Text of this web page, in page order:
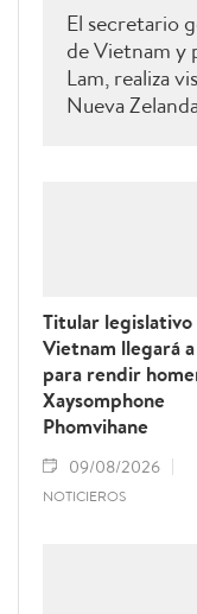
El secretario
de Vietnam y
Lam, realiza
Nueva
Titular legislativo
Vietnam llegará
para rendir
Xaysomphone
Phomvihane
09/08/2026
NOTICIEROS